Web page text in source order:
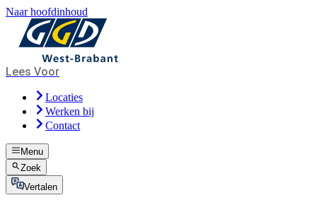
Naar hoofdinhoud
Lees Voor
Locaties
Werken bij
Contact
Menu
Zoek
Vertalen